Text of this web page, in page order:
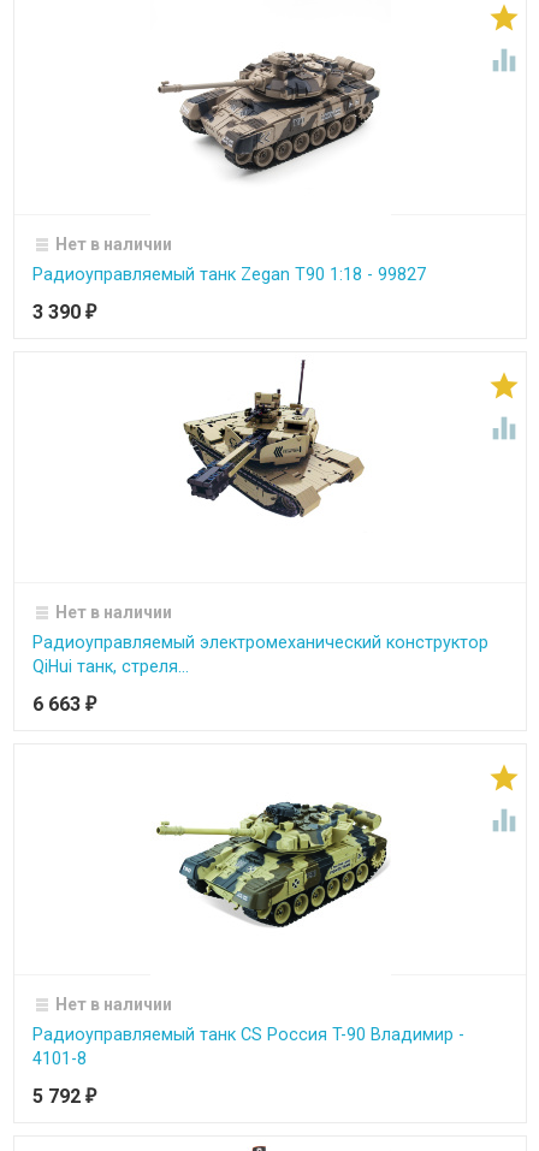


Нет в наличии
Радиоуправляемый танк Zegan T90 1:18 - 99827
3 390 ₽


Нет в наличии
Радиоуправляемый электромеханический конструктор
QiHui танк, стреля...
6 663 ₽


Нет в наличии
Радиоуправляемый танк CS Россия T-90 Владимир -
4101-8
5 792 ₽